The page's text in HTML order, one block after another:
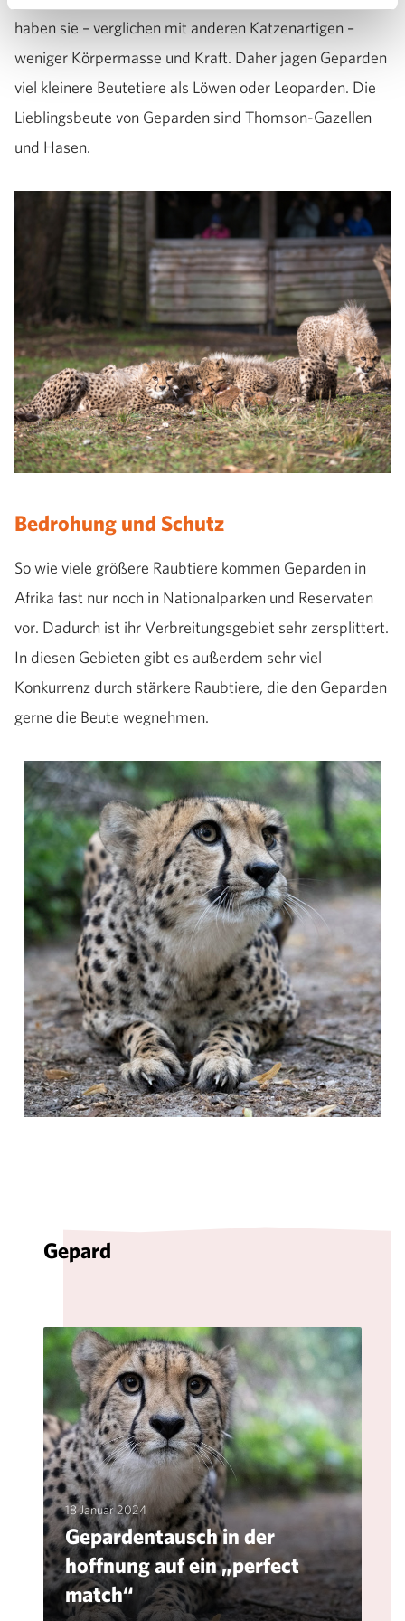
haben sie – verglichen mit anderen Katzenartigen –
weniger Körpermasse und Kraft. Daher jagen Geparden
viel kleinere Beutetiere als Löwen oder Leoparden. Die
Lieblingsbeute von Geparden sind Thomson-Gazellen
und Hasen.
Bedrohung und Schutz
So wie viele größere Raubtiere kommen Geparden in
Afrika fast nur noch in Nationalparken und Reservaten
vor. Dadurch ist ihr Verbreitungsgebiet sehr zersplittert.
In diesen Gebieten gibt es außerdem sehr viel
Konkurrenz durch stärkere Raubtiere, die den Geparden
gerne die Beute wegnehmen.
Gepard
18 Januar 2024
Gepardentausch in der
hoffnung auf ein „perfect
match“